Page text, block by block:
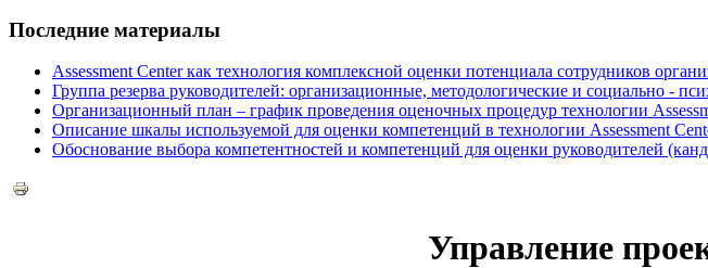
Последние материалы
Assessment Center как технология комплексной оценки потенциала сотрудников
Группа резерва руководителей: организационные, методологические и социально -
Организационный план – график проведения оценочных процедур технологии
Описание шкалы используемой для оценки компетенций в технологии Assessment
Обоснование выбора компетентностей и компетенций для оценки руководителей
Управление